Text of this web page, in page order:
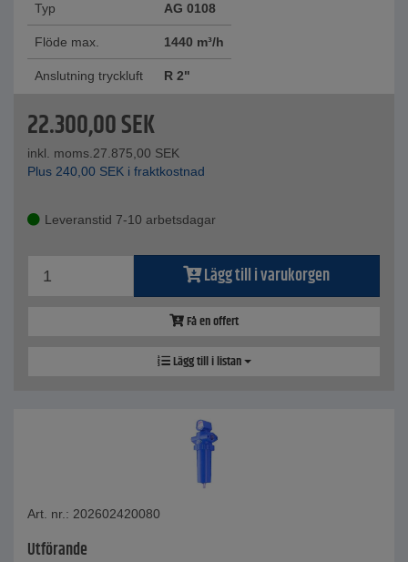
Typ AG 0108
Flöde max. 1440 m³/h
Anslutning tryckluft R 2"
22.300,00SEK
inkl. moms.27.875,00 SEK
Plus 240,00 SEK i fraktkostnad
Leveranstid 7-10 arbetsdagar
Lägg till i varukorgen
Få en offert
Lägg till i listan
Art. nr.: 202602420080
Utförande